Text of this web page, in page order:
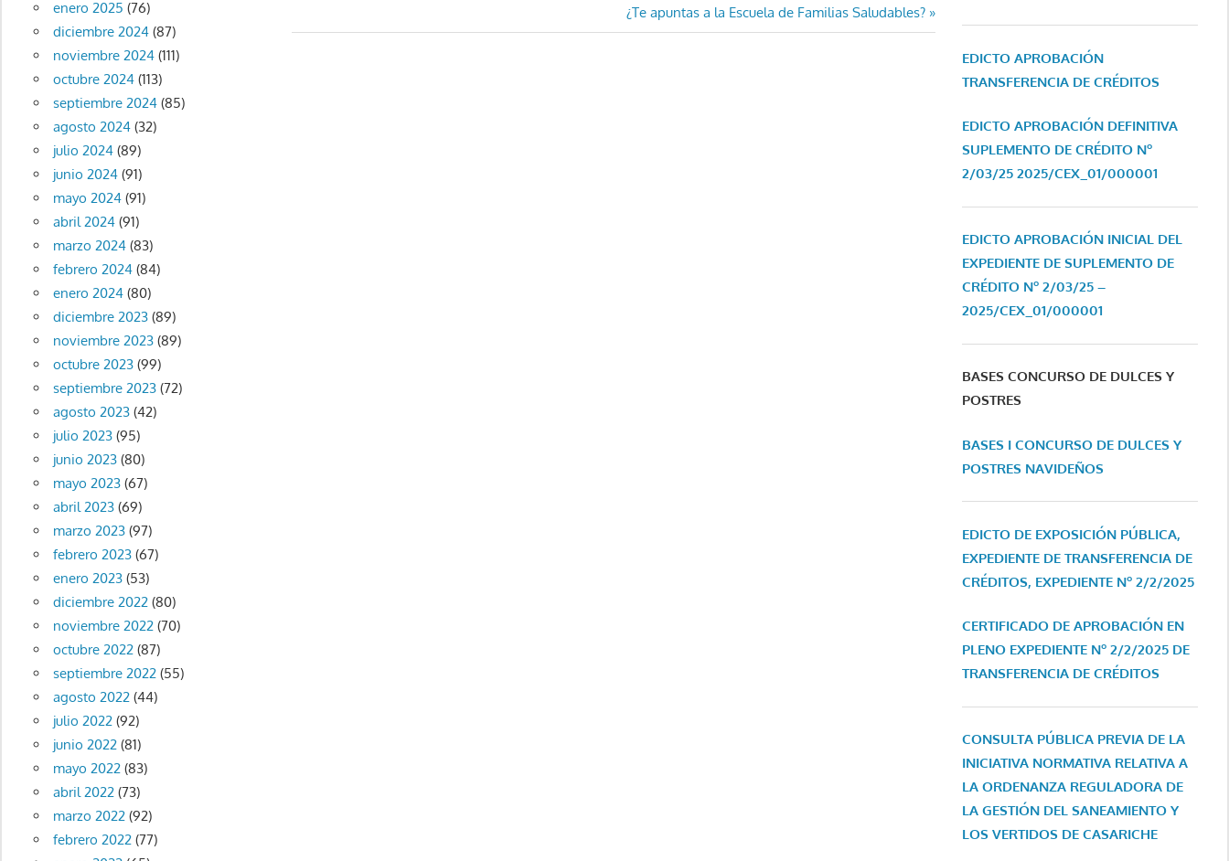
de
Entrada
siguiente:
¿Te apuntas a la Escuela de Familias Saludables?
enero 2025 (76)
diciembre 2024(87)
noviembre 2024(111)
octubre 2024(113)
septiembre 2024(85)
agosto 2024(32)
julio 2024(89)
junio 2024(91)
mayo 2024(91)
abril 2024(91)
marzo 2024(83)
febrero 2024(84)
enero 2024(80)
diciembre 2023(89)
noviembre 2023(89)
octubre 2023(99)
septiembre 2023(72)
agosto 2023(42)
julio 2023(95)
junio 2023(80)
mayo 2023(67)
abril 2023(69)
marzo 2023(97)
febrero 2023(67)
enero 2023(53)
diciembre 2022(80)
noviembre 2022(70)
octubre 2022(87)
septiembre 2022(55)
agosto 2022(44)
julio 2022(92)
junio 2022(81)
mayo 2022(83)
abril 2022(73)
marzo 2022(92)
febrero 2022(77)
EDICTO APROBACIÓN
TRANSFERENCIA DE CRÉDITOS
EDICTO APROBACIÓN DEFINITIVA
SUPLEMENTO DE CRÉDITO Nº
2/03/25 2025/CEX_01/000001
EDICTO APROBACIÓN INICIAL DEL
EXPEDIENTE DE SUPLEMENTO DE
CRÉDITO Nº 2/03/25 –
2025/CEX_01/000001
BASES CONCURSO DE DULCES Y
POSTRES
BASES I CONCURSO DE DULCES Y
POSTRES NAVIDEÑOS
EDICTO DE EXPOSICIÓN PÚBLICA,
EXPEDIENTE DE TRANSFERENCIA DE
CRÉDITOS, EXPEDIENTE Nº 2/2/2025
CERTIFICADO DE APROBACIÓN EN
PLENO EXPEDIENTE Nº 2/2/2025 DE
TRANSFERENCIA DE CRÉDITOS
CONSULTA PÚBLICA PREVIA DE LA
INICIATIVA NORMATIVA RELATIVA A
LA ORDENANZA REGULADORA DE
LA GESTIÓN DEL SANEAMIENTO Y
LOS VERTIDOS DE CASARICHE